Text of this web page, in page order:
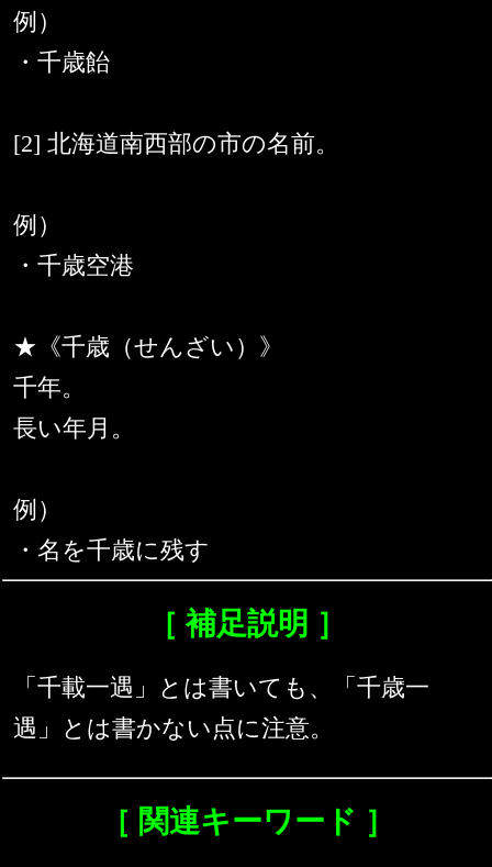
例）
・千歳飴
[2] 北海道南西部の市の名前。
例）
・千歳空港
★《千歳（せんざい）》
千年。
長い年月。
例）
・名を千歳に残す
［ 補足説明 ］
「千載一遇」とは書いても、「千歳一
遇」とは書かない点に注意。
［ 関連キーワード ］